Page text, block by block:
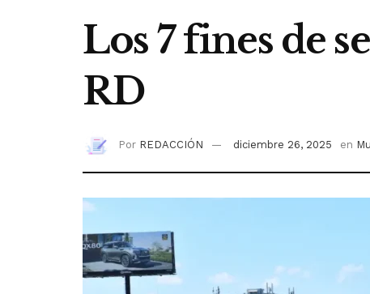
Los 7 fines de
RD
Por REDACCIÓN diciembre 26, 2025 en